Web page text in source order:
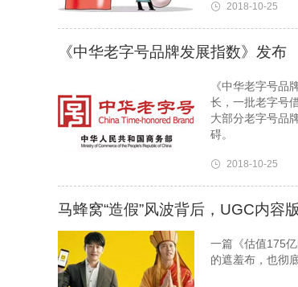
2018-10-25
《中华老字号品牌发展指数》发布
《中华老字号
长，一批老字号
大部分老字号品
碍。
2018-10-25
马蜂窝“造假”风波背后，UGC内容
一篇《估值175
的遮羞布，也彻